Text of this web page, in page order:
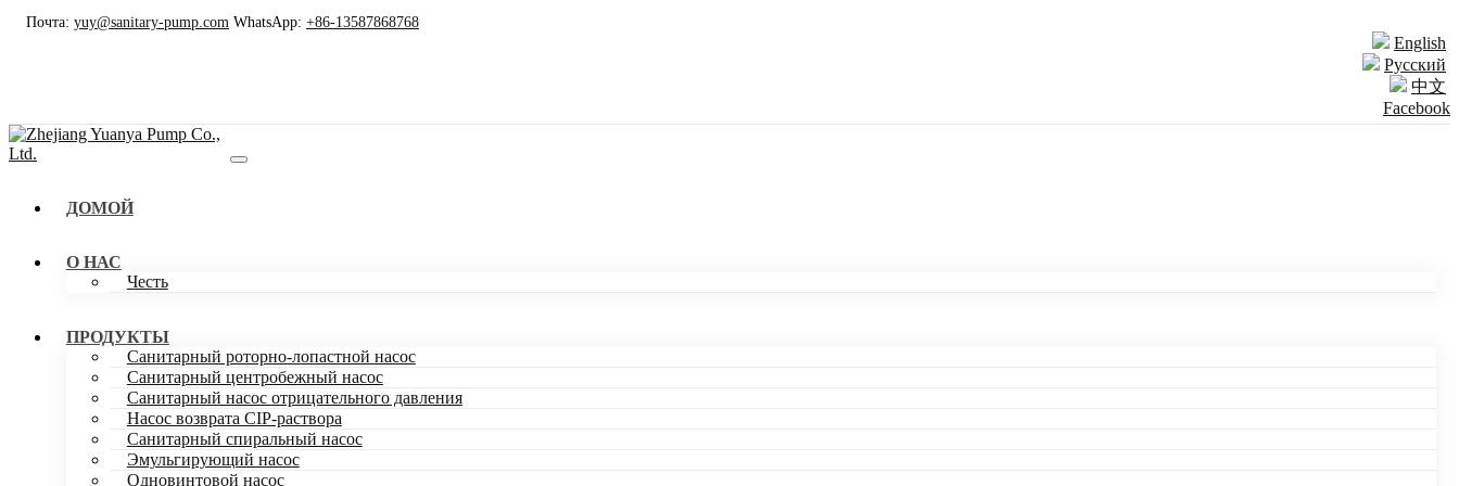
Почта: yuy@sanitary-pump.com WhatsApp: +86-13587868768
English
Русский
中文
Facebook
ДОМОЙ
О НАС
Честь
ПРОДУКТЫ
Санитарный роторно-лопастной насос
Санитарный центробежный насос
Санитарный насос отрицательного давления
Насос возврата CIP-раствора
Санитарный спиральный насос
Эмульгирующий насос
Одновинтовой насос